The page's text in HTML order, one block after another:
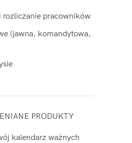
rozliczanie pracowników
(jawna, komandytowa,
PRODUKTY
kalendarz ważnych